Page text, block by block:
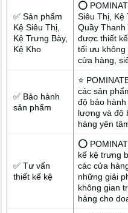
✅ Sản phẩm
Kệ Siêu Thị,
Kệ Trưng Bày,
Kệ Kho
⭕
Siêu Thị, Kệ
Quầy Thanh
được thiết
tối ưu
cửa hàng,
✅ Bảo hành
sản phẩm
⭐
các sản
độ bảo
lượng và độ
hàng yên
✅ Tư vấn
thiết kế kệ
⭕
kế kệ trưng
các cửa
những giải
không gian
hàng cho